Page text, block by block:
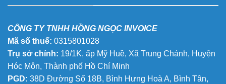
CÔNG TY TNHH HỒNG NGỌC INVOICE
Mã số thuế: 0315801028
Trụ sở chính: 19/1K, ấp Mỹ Huề, Xã Trung Chánh, Huyện
Hóc Môn, Thành phố Hồ Chí Minh
PGD: 38D Đường Số 18B, Bình Hưng Hoà A, Bình Tân,